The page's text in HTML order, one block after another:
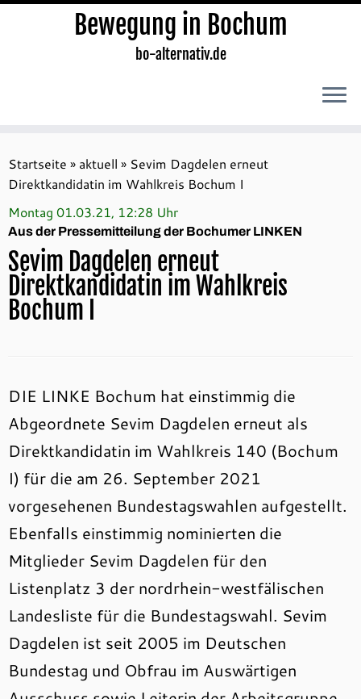
Inhalt
springen
Bewegung in Bochum
bo-alternativ.de
Startseite » aktuell » Sevim Dagdelen erneut
Direktkandidatin im Wahlkreis Bochum I
Montag 01.03.21, 12:28 Uhr
Aus der Pressemitteilung der Bochumer LINKEN
Sevim Dagdelen erneut
Direktkandidatin im Wahlkreis
Bochum I
DIE LINKE Bochum hat einstimmig die
Abgeordnete Sevim Dagdelen erneut als
Direktkandidatin im Wahlkreis 140 (Bochum
I) für die am 26. September 2021
vorgesehenen Bundestagswahlen aufgestellt.
Ebenfalls einstimmig nominierten die
Mitglieder Sevim Dagdelen für den
Listenplatz 3 der nordrhein-westfälischen
Landesliste für die Bundestagswahl. Sevim
Dagdelen ist seit 2005 im Deutschen
Bundestag und Obfrau im Auswärtigen